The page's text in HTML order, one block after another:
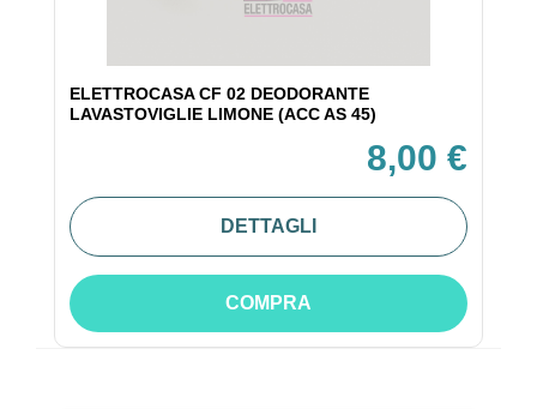
ELETTROCASA CF 02 DEODORANTE
LAVASTOVIGLIE LIMONE (ACC AS 45)
8,00 €
DETTAGLI
COMPRA